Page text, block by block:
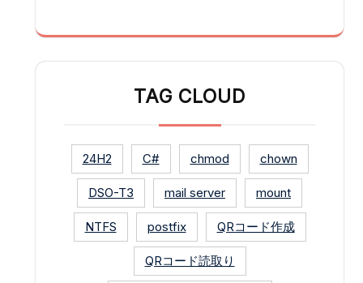
TAG CLOUD
24H2 C# chmod chown
DSO-T3 mail server mount
NTFS postfix QRコード作成
QRコード読取り